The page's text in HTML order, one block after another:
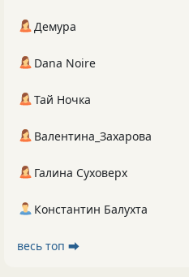
Демура
Dana Noire
Тай Ночка
Валентина_Захарова
Галина Суховерх
Константин Балухта
весь топ ⮕